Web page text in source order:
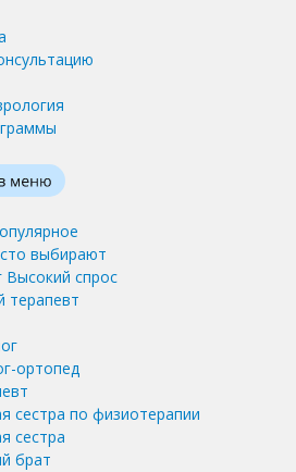
выбирают
Высокий спрос
терапевт
ортопед
сестра по физиотерапии
сестра
брат